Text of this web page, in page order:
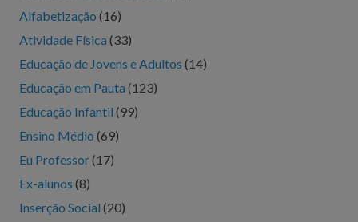
Alfabetização (16)
Atividade Física (33)
Educação de Jovens e Adultos (14)
Educação em Pauta (123)
Educação Infantil (99)
Ensino Médio (69)
Eu Professor(17)
Ex-alunos (8)
Inserção Social (20)